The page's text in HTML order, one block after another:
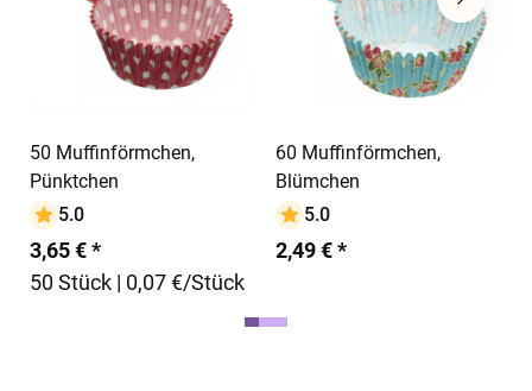
In den Warenkorb
50 Muffinförmchen,
Pünktchen
5.0
3,65 € *
50 Stück | 0,07 €/Stück
In den Warenkorb
60 Muffinförmchen,
Blümchen
5.0
2,49 € *